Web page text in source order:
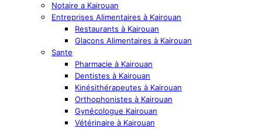
Notaire a Kairouan
Entreprises Alimentaires à Kairouan
Restaurants à Kairouan
Glaçons Alimentaires à Kairouan
Sante
Pharmacie à Kairouan
Dentistes à Kairouan
Kinésithérapeutes à Kairouan
Orthophonistes à Kairouan
Gynécologue Kairouan
Vétérinaire à Kairouan